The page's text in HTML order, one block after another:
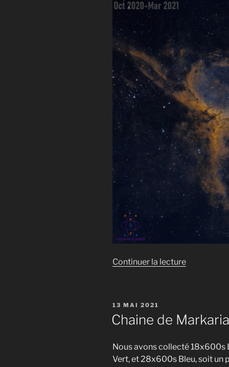
Continuer la lecturede
de
panneaux »
PUBLIÉ
LE
13 MAI 2021
Chaine de
Nous avons collecté
Vert, et 28x600s Bleu, soit un